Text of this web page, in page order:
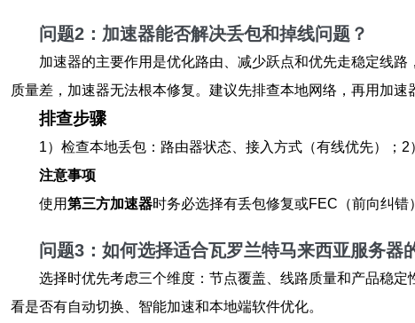
问题2：加速器能否解决丢包和掉线问题？
加速器的主要作用是优化路由、减少跃点和优先走稳定线
质量差，加速器无法根本修复。建议先排查本地网络，再用加速
排查步骤
1）检查本地丢包：路由器状态、接入方式（有线优先）；
注意事项
使用第三方加速器时务必选择有丢包修复或FEC（前向纠错
问题3：如何选择适合瓦罗兰特马来西亚服务器
选择时优先考虑三个维度：节点覆盖、线路质量和产品稳
看是否有自动切换、智能加速和本地端软件优化。